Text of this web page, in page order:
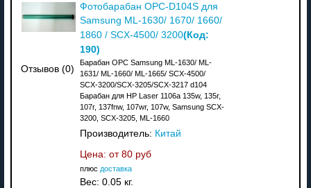
Отзывов (0)
Фотобарабан OPC-D104S для
Samsung ML-1630/ 1670/ 1660/
1860 / SCX-4500/ 3200(Код:
190)
Барабан OPC Samsung ML-1630/ ML-
1631/ ML-1660/ ML-1665/ SCX-4500/
SCX-3200/SCX-3205/SCX-3217 d104
Барабан для HP Laser 1106a 135w, 135r,
107r, 137fnw, 107wr, 107w, Samsung SCX-
3200, SCX-3205, ML-1660
Производитель: Китай
Цена: от 80 руб
плюс доставка
Вес: 0.05 кг.